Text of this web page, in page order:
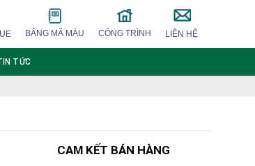
BẢNG MÃ MÀU CÔNG TRÌNH LIÊN HỆ
TỨC
CAM KẾT BÁN HÀNG